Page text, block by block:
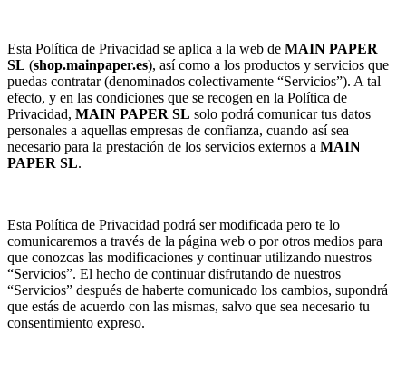
Esta Política de Privacidad se aplica a la web de MAIN PAPER
SL (shop.mainpaper.es), así como a los productos y servicios que
puedas contratar (denominados colectivamente “Servicios”). A tal
efecto, y en las condiciones que se recogen en la Política de
Privacidad, MAIN PAPER SL solo podrá comunicar tus datos
personales a aquellas empresas de confianza, cuando así sea
necesario para la prestación de los servicios externos a MAIN
PAPER SL.
Esta Política de Privacidad podrá ser modificada pero te lo
comunicaremos a través de la página web o por otros medios para
que conozcas las modificaciones y continuar utilizando nuestros
“Servicios”. El hecho de continuar disfrutando de nuestros
“Servicios” después de haberte comunicado los cambios, supondrá
que estás de acuerdo con las mismas, salvo que sea necesario tu
consentimiento expreso.